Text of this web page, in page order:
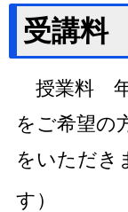
受講料
授業料 年
をご希望の
をいただき
す）